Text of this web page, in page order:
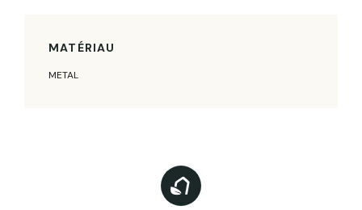
MATÉRIAU
METAL